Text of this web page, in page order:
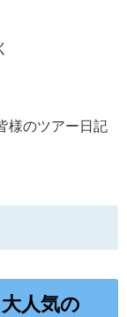
様のツアー日記
人気の